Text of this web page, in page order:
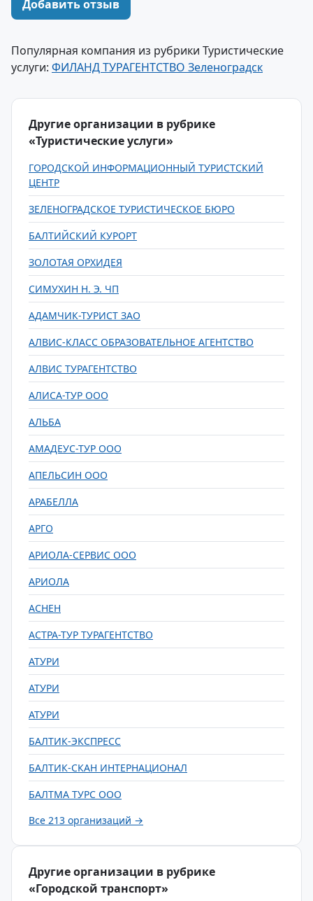
Добавить отзыв
Популярная компания из рубрики Туристические
услуги: ФИЛАНД ТУРАГЕНТСТВО Зеленоградск
Другие организации в рубрике
«Туристические услуги»
ГОРОДСКОЙ ИНФОРМАЦИОННЫЙ ТУРИСТСКИЙ
ЦЕНТР
ЗЕЛЕНОГРАДСКОЕ ТУРИСТИЧЕСКОЕ БЮРО
БАЛТИЙСКИЙ КУРОРТ
ЗОЛОТАЯ ОРХИДЕЯ
СИМУХИН Н. Э. ЧП
АДАМЧИК-ТУРИСТ ЗАО
АЛВИС-КЛАСС ОБРАЗОВАТЕЛЬНОЕ АГЕНТСТВО
АЛВИС ТУРАГЕНТСТВО
АЛИСА-ТУР ООО
АЛЬБА
АМАДЕУС-ТУР ООО
АПЕЛЬСИН ООО
АРАБЕЛЛА
АРГО
АРИОЛА-СЕРВИС ООО
АРИОЛА
АСНЕН
АСТРА-ТУР ТУРАГЕНТСТВО
АТУРИ
АТУРИ
АТУРИ
БАЛТИК-ЭКСПРЕСС
БАЛТИК-СКАН ИНТЕРНАЦИОНАЛ
БАЛТМА ТУРС ООО
Все 213 организаций →
Другие организации в рубрике
«Городской транспорт»